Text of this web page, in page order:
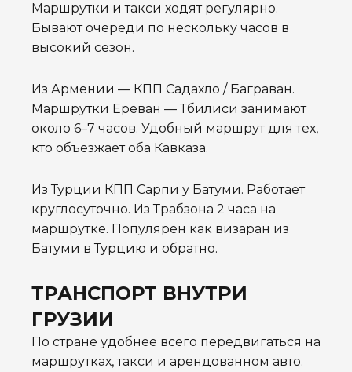
Маршрутки и такси ходят регулярно.
Бывают очереди по нескольку часов в
высокий сезон.
Из Армении — КПП Садахло / Баграван.
Маршрутки Ереван — Тбилиси занимают
около 6–7 часов. Удобный маршрут для тех,
кто объезжает оба Кавказа.
Из Турции КПП Сарпи у Батуми. Работает
круглосуточно. Из Трабзона 2 часа на
маршрутке. Популярен как визаран из
Батуми в Турцию и обратно.
ТРАНСПОРТ ВНУТРИ
ГРУЗИИ
По стране удобнее всего передвигаться на
маршрутках, такси и арендованном авто.